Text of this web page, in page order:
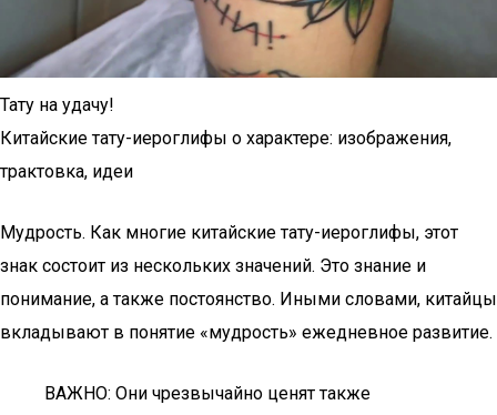
Тату на удачу!
Китайские тату-иероглифы о характере: изображения,
трактовка, идеи
Мудрость. Как многие китайские тату-иероглифы, этот
знак состоит из нескольких значений. Это знание и
понимание, а также постоянство. Иными словами, китайцы
вкладывают в понятие «мудрость» ежедневное развитие.
ВАЖНО: Они чрезвычайно ценят также